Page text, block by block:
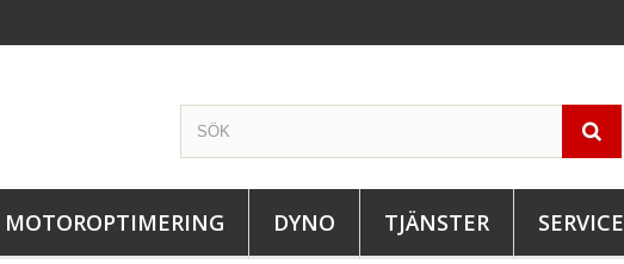
MOTOROPTIMERING DYNO TJÄNSTER SERVICE